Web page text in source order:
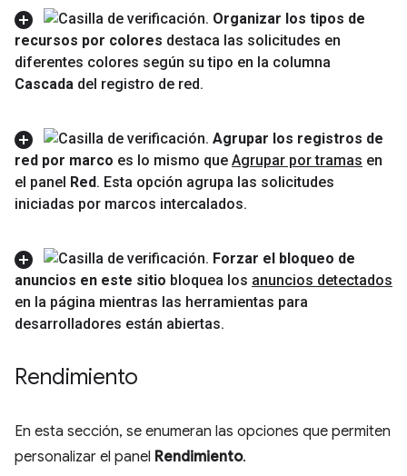
Organizar los tipos de
recursos por colores destaca las solicitudes en
diferentes colores según su tipo en la columna
Cascada del registro de red.
Agrupar los registros de
red por marco es lo mismo que Agrupar por tramas en
el panel Red. Esta opción agrupa las solicitudes
iniciadas por marcos intercalados.
Forzar el bloqueo de
anuncios en este sitio bloquea los anuncios detectados
en la página mientras las herramientas para
desarrolladores están abiertas.
Rendimiento
En esta sección, se enumeran las opciones que permiten
personalizar el panel Rendimiento.